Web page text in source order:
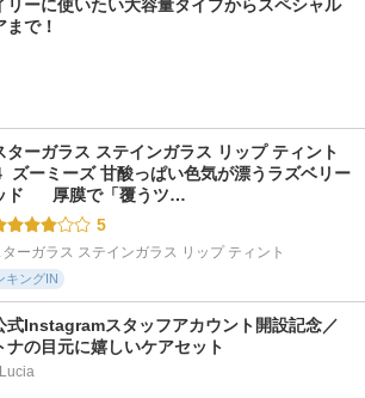
リーに使いたい大容量タイプからスペシャル
まで！
ターガラス ステインガラス リップ ティント
ズーミーズ 甘酸っぱい色気が漂うラズベリー
ド      厚膜で「覆うツ…
5
ターガラス ステインガラス リップ ティント
キングIN
式Instagramスタッフアカウント開設記念／
ナの目元に嬉しいケアセット